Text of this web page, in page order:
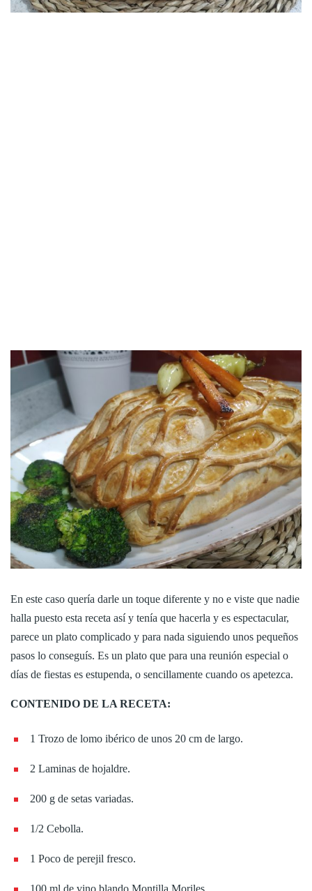
En este caso quería darle un toque diferente y no e viste que nadie
halla puesto esta receta así y tenía que hacerla y es espectacular,
parece un plato complicado y para nada siguiendo unos pequeños
pasos lo conseguís. Es un plato que para una reunión especial o
días de fiestas es estupenda, o sencillamente cuando os apetezca.
CONTENIDO DE LA RECETA:
1 Trozo de lomo ibérico de unos 20 cm de largo.
2 Laminas de hojaldre.
200 g de setas variadas.
1/2 Cebolla.
1 Poco de perejil fresco.
100 ml de vino blando Montilla Moriles.